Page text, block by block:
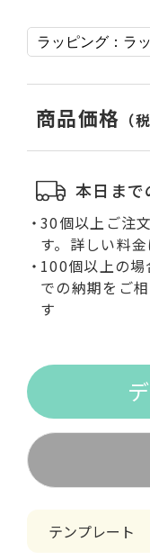
商品価格 （
本日ま
30個以上ご注
す。詳しい料金
100個以上の場
での納期をご
す
テンプレート